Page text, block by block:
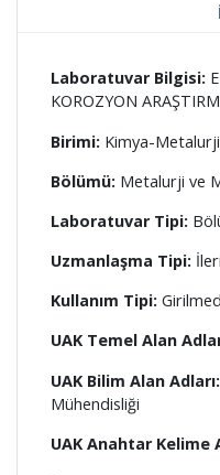
Laboratuvar Bilgisi:
KOROZYON
Birimi: Kimya-
Bölümü: Metalurji ve
Laboratuvar Tipi:
Uzmanlaşma Tipi:
Kullanım Tipi:
UAK Temel Alan
UAK Bilim Alan Adları:
Mühendisliği
UAK Anahtar Kelime